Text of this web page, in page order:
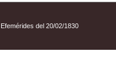
Efemérides del 20/02/1830